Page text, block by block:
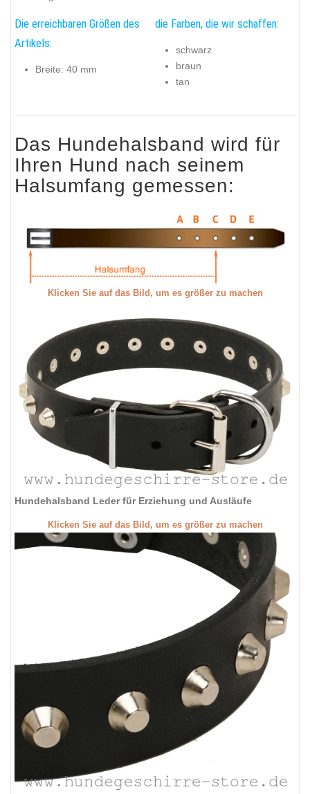
Die erreichbaren Größen des
Artikels:
Breite: 40 mm
die Farben, die wir schaffen:
schwarz
braun
tan
Das Hundehalsband wird für
Ihren Hund nach seinem
Halsumfang gemessen:
Klicken Sie auf das Bild, um es größer zu machen
Hundehalsband Leder für Erziehung und Ausläufe
Klicken Sie auf das Bild, um es größer zu machen